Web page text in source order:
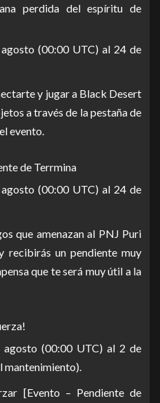
perdida del espíritu de
(00:00 UTC) al 24 de
y jugar a Black Desert
a través de la pestaña de
evento.
de Terrmina
(00:00 UTC) al 24 de
que amenazan al PNJ Puri
recibirás un pendiente muy
que te será muy útil a la
agosto (00:00 UTC) al 2 de
mantenimiento).
[Evento – Pendiente de